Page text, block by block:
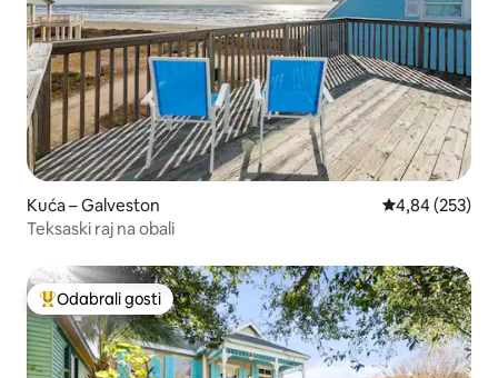
Kuća – Galveston Prosječna
4,84 (253)
Teksaski raj na obali
Među najviše rangiranima s oznakom „Odabrali gosti”
Odabrali gosti